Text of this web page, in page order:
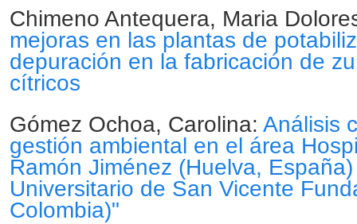
Chimeno Antequera, Maria
mejoras en las plantas de
depuración en la fabricación de
cítricos
Gómez Ochoa, Carolina: Análisis
gestión ambiental en el área
Ramón Jiménez (Huelva,
Universitario de San Vicente
Colombia)"